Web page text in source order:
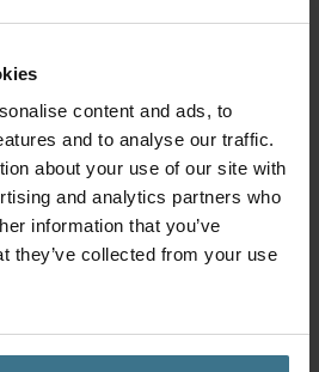
content and ads, to
and to analyse our traffic.
about your use of our site with
and analytics partners who
information that you’ve
they’ve collected from your use